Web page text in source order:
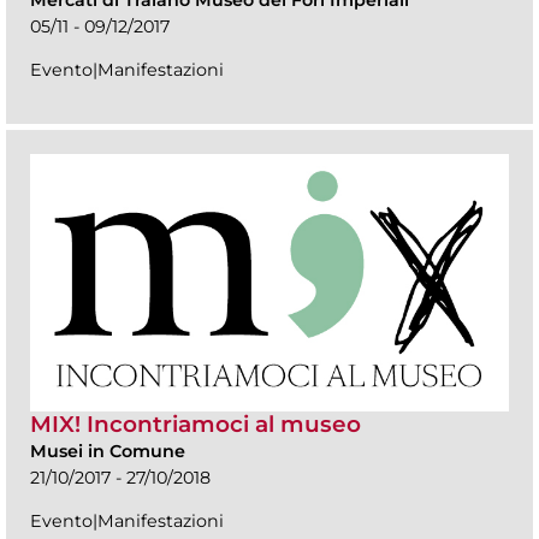
05/11 - 09/12/2017
Evento|Manifestazioni
MIX! Incontriamoci al museo
Musei in Comune
21/10/2017 - 27/10/2018
Evento|Manifestazioni